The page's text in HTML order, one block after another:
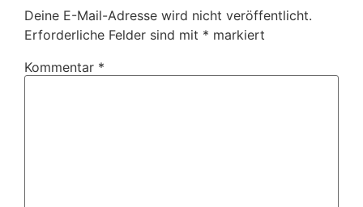
Deine E-Mail-Adresse wird nicht veröffentlicht.
Erforderliche Felder sind mit * markiert
Kommentar *